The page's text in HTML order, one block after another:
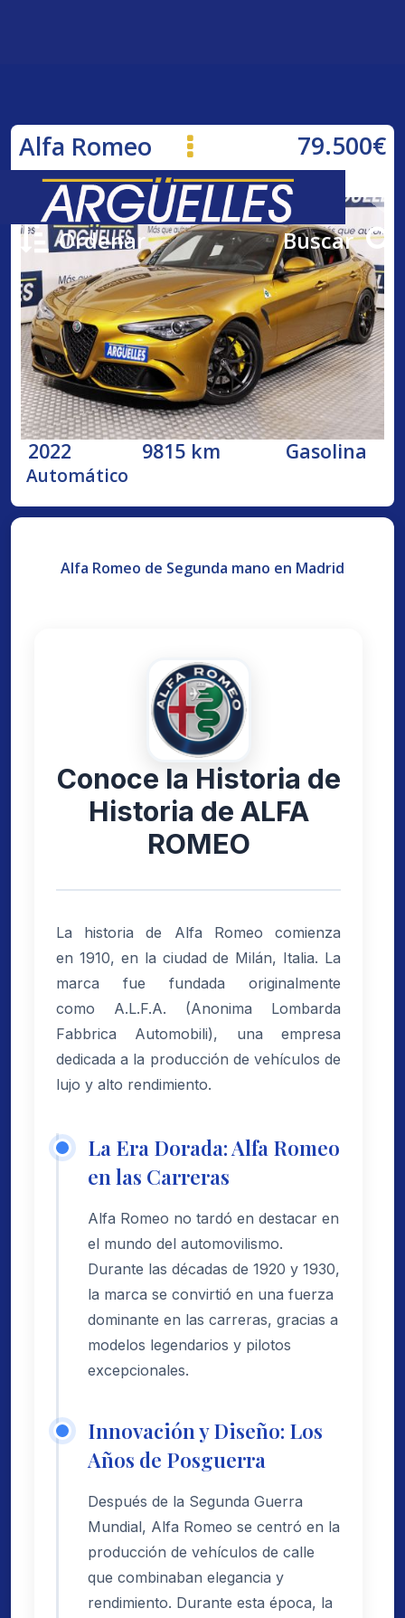
Ordenar Buscar
Alfa Romeo 79.500€
Giulia 2.9T V6 Quadrifoglio 510cv
2022 9815 km Gasolina
Automático
Alfa Romeo de Segunda mano en Madrid
Conoce la Historia de
Historia de ALFA
ROMEO
La historia de Alfa Romeo comienza
en 1910, en la ciudad de Milán, Italia. La
marca fue fundada originalmente
como A.L.F.A. (Anonima Lombarda
Fabbrica Automobili), una empresa
dedicada a la producción de vehículos de
lujo y alto rendimiento.
La Era Dorada: Alfa Romeo
en las Carreras
Alfa Romeo no tardó en destacar en
el mundo del automovilismo.
Durante las décadas de 1920 y 1930,
la marca se convirtió en una fuerza
dominante en las carreras, gracias a
modelos legendarios y pilotos
excepcionales.
Innovación y Diseño: Los
Años de Posguerra
Después de la Segunda Guerra
Mundial, Alfa Romeo se centró en la
producción de vehículos de calle
que combinaban elegancia y
rendimiento. Durante esta época, la